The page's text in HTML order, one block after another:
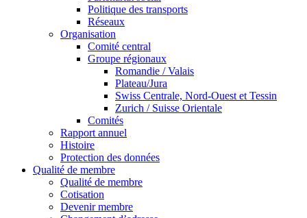
Politique des transports
Réseaux
Organisation
Comité central
Groupe régionaux
Romandie / Valais
Plateau/Jura
Swiss Centrale, Nord-Ouest et Tessin
Zurich / Suisse Orientale
Comités
Rapport annuel
Histoire
Protection des données
Qualité de membre
Qualité de membre
Cotisation
Devenir membre